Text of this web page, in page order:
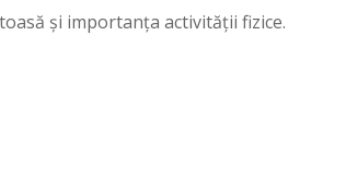
și importanța activității fizice.